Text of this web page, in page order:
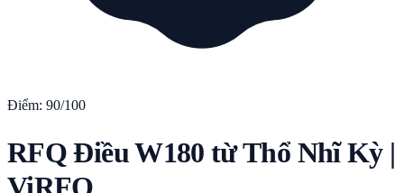
Điểm: 90/100
RFQ Điều W180 từ Thổ Nhĩ Kỳ |